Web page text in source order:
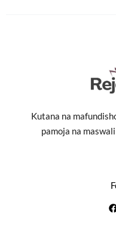
Kutana na
pamoja na